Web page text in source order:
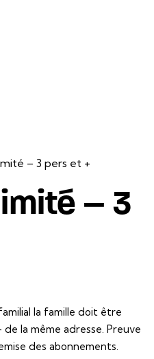
– 3 pers et +
– 3
la famille doit être
la même adresse. Preuve
des abonnements.